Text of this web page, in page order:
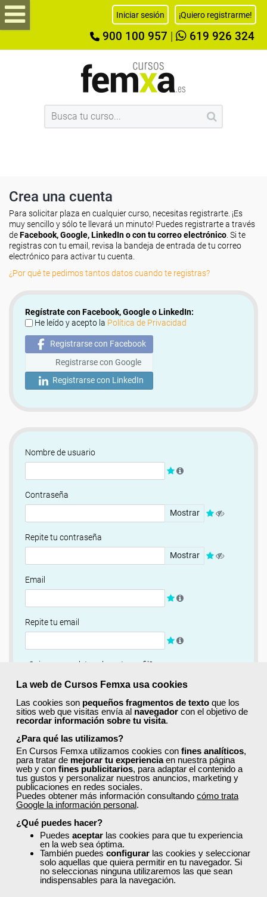
La web de Cursos Femxa usa cookies
Las cookies son pequeños fragmentos de texto que los
sitios web que visitas envía al navegador con el objetivo de
recordar información sobre tu visita.
¿Para qué las utilizamos?
En Cursos Femxa utilizamos cookies con fines analíticos,
para tratar de mejorar tu experienciaen nuestra página
web y con fines publicitarios, para adaptar el contenido a
tus gustos y personalizar nuestros anuncios, marketing y
publicaciones en redes sociales.
Puedes obtener más información consultando cómo trata
Google la información personal.
¿Qué puedes hacer?
Puedes aceptar las cookies para que tu experiencia
en la web sea óptima.
También puedes configurar las cookies y seleccionar
solo aquellas que quiera permitir en tu navegador. Si
no seleccionas ninguna utilizaremos las que sean
indispensables para la navegación.
Iniciar sesión ¡Quiero registrarme!
900 100 957 619 926 324
Crea una cuenta
Para solicitar plaza en cualquier curso, necesitas registrarte. ¡Es
muy sencillo y sólo te llevará un minuto! Puedes registrarte a través
deFacebook, Google, LinkedIn o con tu correo electrónico . Si te
registras con tu email, revisa la bandeja de entrada de tu correo
electrónico para activar tu cuenta.
¿Por qué te pedimos tantos datos cuando te registras?
Regístrate con Facebook, Google o LinkedIn:
He leído y acepto la Política de Privacidad
Registrarse con Facebook
Registrarse con Google
Registrarse con LinkedIn
Nombre de usuario
Contraseña
Mostrar
Repite tu contraseña
Mostrar
Email
Repite tu email
¿Quieres completar ahora tu perfil?
Si
No, completaré mi perfil más adelante
Newsletter
Si, quiero recibir información sobre cursos, ofertas
exclusivas y recursos para el aprendizaje.
Términos y condiciones
He leído y acepto la Política de Privacidad
Registrarse
Quiénes Somos: